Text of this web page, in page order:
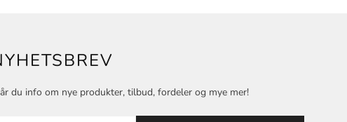
du info om nye produkter, tilbud, fordeler og mye mer!